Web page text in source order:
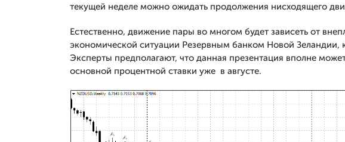
текущей неделе можно ожидать продолжения нисходящего
Естественно, движение пары во многом будет зависеть от
экономической ситуации Резервным банком Новой Зеландии,
Эксперты предполагают, что данная презентация вполне
основной процентной ставки уже в августе.